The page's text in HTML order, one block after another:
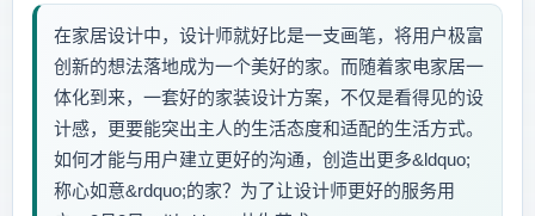
在家居设计中，设计师就好比是一支画笔，将用户极富
创新的想法落地成为一个美好的家。而随着家电家居一
体化到来，一套好的家装设计方案，不仅是看得见的设
计感，更要能突出主人的生活态度和适配的生活方式。
如何才能与用户建立更好的沟通，创造出更多&ldquo;
称心如意&rdquo;的家？为了让设计师更好的服务用